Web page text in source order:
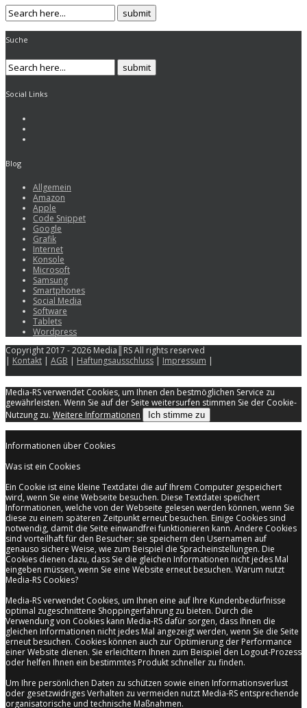
Suche
Social Links
Blog
Allgemein
Amazon
Apple
Code Snippet
Google
Grafik
Internet
Konsole
Microsoft
Samsung
Smartphones
Social Media
Software
Tablets
Wordpress
Copyright 2017 - 2026 Media║RS All rights reserved
| Kontakt | AGB | Haftungsausschluss | Impressum |
Media-RS verwendet Cookies, um Ihnen den bestmöglichen Service zu
gewährleisten. Wenn Sie auf der Seite weitersurfen stimmen Sie der Cookie-
Nutzung zu. Weitere Informationen Ich stimme zu
Informationen über Cookies
Was ist ein Cookies
Ein Cookie ist eine kleine Textdatei die auf Ihrem Computer gespeichert
wird, wenn Sie eine Webseite besuchen. Diese Textdatei speichert
Informationen, welche von der Webseite gelesen werden können, wenn Sie
diese zu einem späteren Zeitpunkt erneut besuchen. Einige Cookies sind
notwendig, damit die Seite einwandfrei funktionieren kann. Andere Cookies
sind vorteilhaft für den Besucher: sie speichern den Usernamen auf
genauso sichere Weise, wie zum Beispiel die Spracheinstellungen. Die
Cookies dienen dazu, dass Sie die gleichen Informationen nicht jedes Mal
eingeben müssen, wenn Sie eine Website erneut besuchen. Warum nutzt
Media-RS Cookies?
Media-RS verwendet Cookies, um Ihnen eine auf Ihre Kundenbedürfnisse
optimal zugeschnittene Shoppingerfahrung zu bieten. Durch die
Verwendung von Cookies kann Media-RS dafür sorgen, dass Ihnen die
gleichen Informationen nicht jedes Mal angezeigt werden, wenn Sie die Seite
erneut besuchen. Cookies können auch zur Optimierung der Performance
einer Website dienen. Sie erleichtern Ihnen zum Beispiel den Logout-Prozess
oder helfen Ihnen ein bestimmtes Produkt schneller zu finden.
Um Ihre persönlichen Daten zu schützen sowie einen Informationsverlust
oder gesetzwidriges Verhalten zu vermeiden nutzt Media-RS entsprechende
organisatorische und technische Maßnahmen.